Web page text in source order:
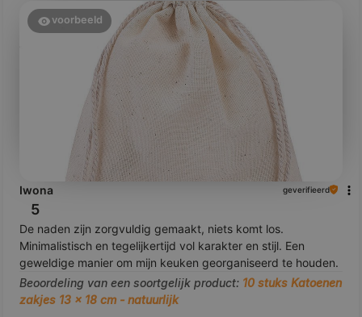
voorbeeld
Iwona geverifieerd
5
De naden zijn zorgvuldig gemaakt, niets komt los.
Minimalistisch en tegelijkertijd vol karakter en stijl. Een
geweldige manier om mijn keuken georganiseerd te houden.
Beoordeling van een soortgelijk product: 10 stuks Katoenen
zakjes 13 x 18 cm - natuurlijk